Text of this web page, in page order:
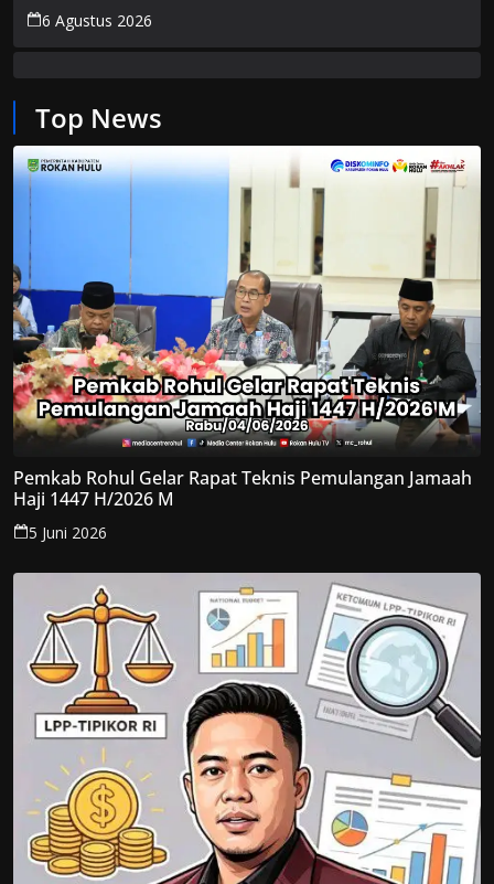
6 Agustus 2026
Top News
Pemkab Rohul Gelar Rapat Teknis Pemulangan Jamaah
Haji 1447 H/2026 M
5 Juni 2026